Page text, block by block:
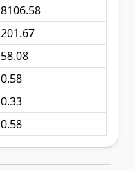
8106.58
201.67
58.08
0.58
0.33
0.58